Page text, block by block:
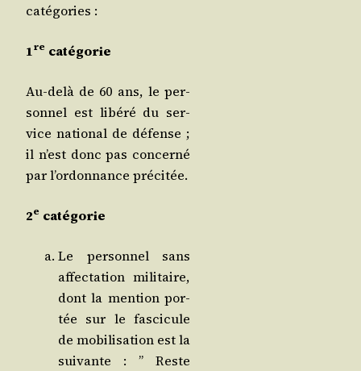
catégories :
1re catégorie
Au-delà de 60 ans, le per­
son­nel est libé­ré du ser­
vice natio­nal de défense ;
il n’est donc pas concer­né
par l’ordonnance précitée.
2e catégorie
Le per­son­nel sans
affec­ta­tion mili­taire,
dont la men­tion por­
tée sur le fas­ci­cule
de mobi­li­sa­tion est la
sui­vante : ” Reste